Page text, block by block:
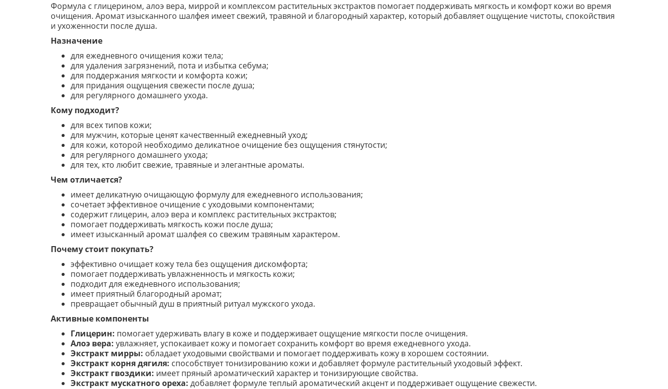
Формула с глицерином, алоэ вера, миррой и комплексом растительных экстрактов помогает поддерживать мягкость и комфорт кожи во время
очищения. Аромат изысканного шалфея имеет свежий, травяной и благородный характер, который добавляет ощущение чистоты, спокойствия
и ухоженности после душа.
Назначение
для ежедневного очищения кожи тела;
для удаления загрязнений, пота и избытка себума;
для поддержания мягкости и комфорта кожи;
для придания ощущения свежести после душа;
для регулярного домашнего ухода.
Кому подходит?
для всех типов кожи;
для мужчин, которые ценят качественный ежедневный уход;
для кожи, которой необходимо деликатное очищение без ощущения стянутости;
для регулярного домашнего ухода;
для тех, кто любит свежие, травяные и элегантные ароматы.
Чем отличается?
имеет деликатную очищающую формулу для ежедневного использования;
сочетает эффективное очищение с уходовыми компонентами;
содержит глицерин, алоэ вера и комплекс растительных экстрактов;
помогает поддерживать мягкость кожи после душа;
имеет изысканный аромат шалфея со свежим травяным характером.
Почему стоит покупать?
эффективно очищает кожу тела без ощущения дискомфорта;
помогает поддерживать увлажненность и мягкость кожи;
подходит для ежедневного использования;
имеет приятный благородный аромат;
превращает обычный душ в приятный ритуал мужского ухода.
Активные компоненты
Глицерин: помогает удерживать влагу в коже и поддерживает ощущение мягкости после очищения.
Алоэ вера: увлажняет, успокаивает кожу и помогает сохранить комфорт во время ежедневного ухода.
Экстракт мирры: обладает уходовыми свойствами и помогает поддерживать кожу в хорошем состоянии.
Экстракт корня дягиля: способствует тонизированию кожи и добавляет формуле растительный уходовый эффект.
Экстракт гвоздики: имеет пряный ароматический характер и тонизирующие свойства.
Экстракт мускатного ореха: добавляет формуле теплый ароматический акцент и поддерживает ощущение свежести.